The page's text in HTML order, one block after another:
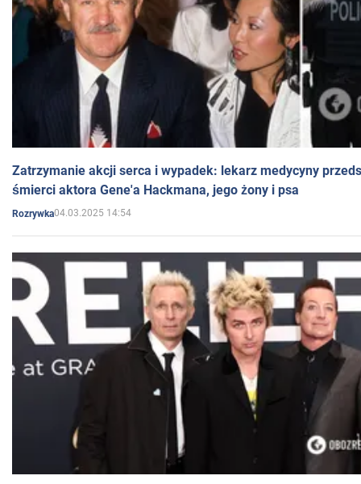
Zatrzymanie akcji serca i wypadek: lekarz medycyny
śmierci aktora Gene'a Hackmana, jego żony i psa
Rozrywka04.03.2025 14:54